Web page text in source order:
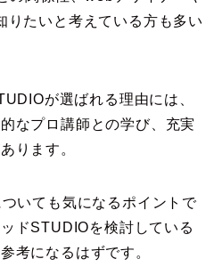
りたいと考えている方も多い
が選ばれる理由には、
なプロ講師との学び、充実
ります。
いても気になるポイントで
ドSTUDIOを検討している
考になるはずです。